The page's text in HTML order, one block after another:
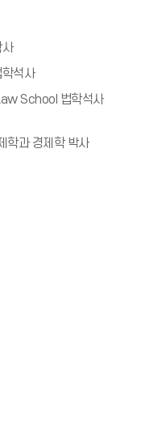
석사
School 법학석사
학과 경제학 박사